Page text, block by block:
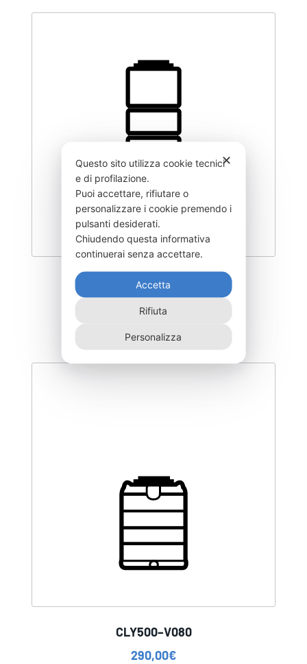
CLY800–Q070
555,00
CLY500–V080
290,00€
✕
Questo sito utilizza cookie tecnici
e di profilazione.
Puoi accettare, rifiutare o
personalizzare i cookie premendo i
pulsanti desiderati.
Chiudendo questa informativa
continuerai senza accettare.
Accetta
Rifiuta
Personalizza